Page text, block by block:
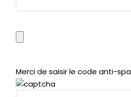
Merci de saisir le code anti-